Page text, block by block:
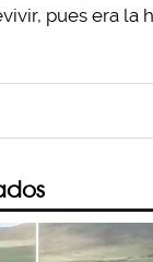
pues era